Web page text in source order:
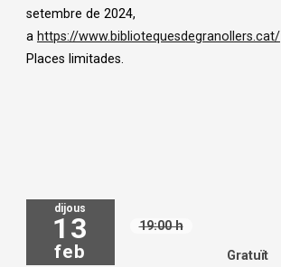
setembre de 2024,
a https://www.bibliotequesdegranollers.cat/
Places limitades.
dijous
13
feb
19:00 h
Gratuït